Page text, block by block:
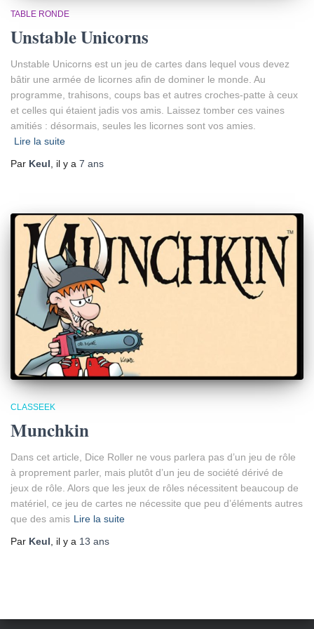
TABLE RONDE
Unstable Unicorns
Unstable Unicorns est un jeu de cartes dans lequel vous devez
bâtir une armée de licornes afin de dominer le monde. Au
programme, trahisons, coups bas et autres croches-patte à ceux
et celles qui étaient jadis vos amis. Laissez tomber ces vaines
amitiés : désormais, seules les licornes sont vos amies.
Lire la suite
Par Keul , il y a 7 ans
CLASSEEK
Munchkin
Dans cet article, Dice Roller ne vous parlera pas d’un jeu de rôle
à proprement parler, mais plutôt d’un jeu de société dérivé de
jeux de rôle. Alors que les jeux de rôles nécessitent beaucoup de
matériel, ce jeu de cartes ne nécessite que peu d’éléments autres
que des amis Lire la suite
Par Keul , il y a 13 ans